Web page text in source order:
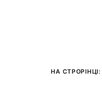
НА СТРОРІНЦІ: